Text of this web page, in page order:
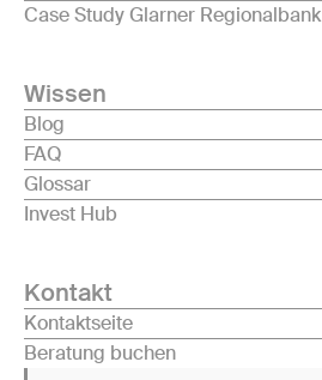
Case Study Glarner Regionalbank
Wissen
Blog
FAQ
Glossar
Invest Hub
Kontakt
Kontaktseite
Beratung buchen